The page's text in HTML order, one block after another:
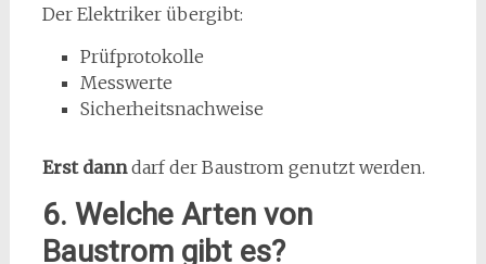
Der Elektriker übergibt:
Prüfprotokolle
Messwerte
Sicherheitsnachweise
Erst danndarf der Baustrom genutzt werden.
6. Welche Arten von
Baustrom gibt es?